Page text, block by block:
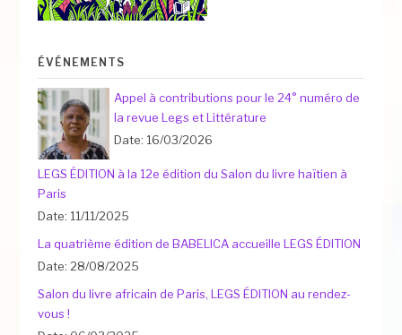
ÉVÉNEMENTS
Appel à contributions pour le 24° numéro de
la revue Legs et Littérature
Date: 16/03/2026
LEGS ÉDITION à la 12e édition du Salon du livre haïtien à
Paris
Date: 11/11/2025
La quatrième édition de BABELICA accueille LEGS ÉDITION
Date: 28/08/2025
Salon du livre africain de Paris, LEGS ÉDITION au rendez-
vous !